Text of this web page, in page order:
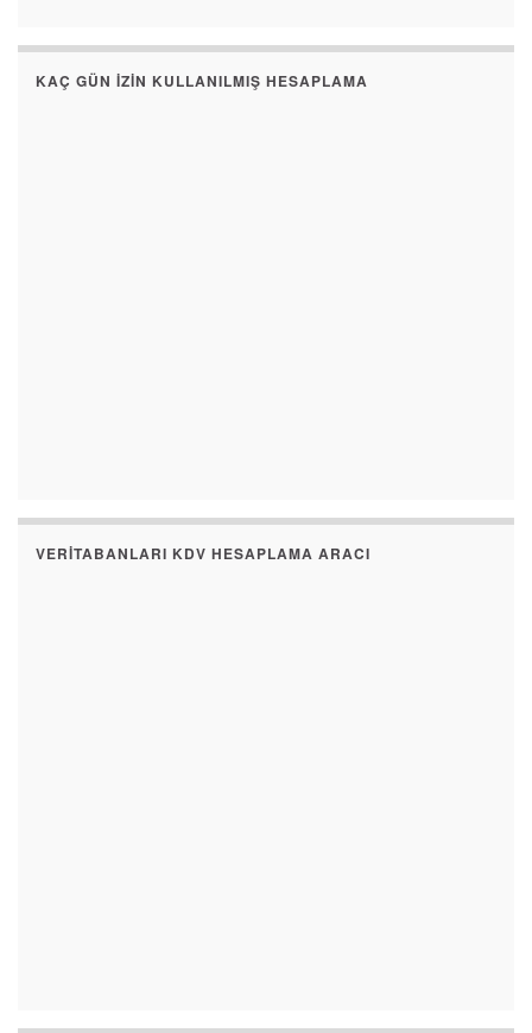
KAÇ GÜN İZIN KULLANILMIŞ HESAPLAMA
VERITABANLARI KDV HESAPLAMA ARACI